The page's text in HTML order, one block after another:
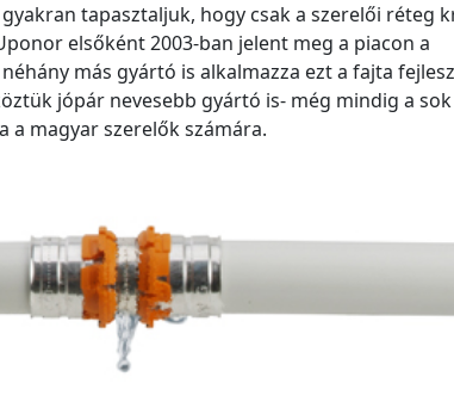
tapasztaljuk, hogy csak a szerelői réteg
elsőként 2003-ban jelent meg a piacon a
más gyártó is alkalmazza ezt a fajta
jópár nevesebb gyártó is- még mindig a
a magyar szerelők számára.